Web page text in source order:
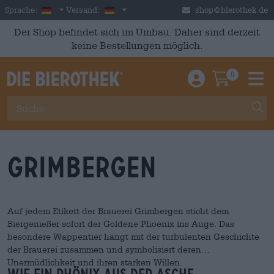
Skip to main content
Sprache: German
Versand: Deutschland shop@bierothek.de
Der Shop befindet sich im Umbau. Daher sind derzeit
keine Bestellungen möglich.
Einloggen /
0
Grimbergen
Auf jedem Etikett der Brauerei Grimbergen sticht dem
Biergenießer sofort der Goldene Phoenix ins Auge. Das
besondere Wappentier hängt mit der turbulenten Geschichte
der Brauerei zusammen und symbolisiert deren
Unermüdlichkeit und ihren starken Willen.